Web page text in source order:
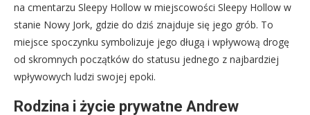
na cmentarzu Sleepy Hollow w miejscowości Sleepy Hollow w
stanie Nowy Jork, gdzie do dziś znajduje się jego grób. To
miejsce spoczynku symbolizuje jego długą i wpływową drogę
od skromnych początków do statusu jednego z najbardziej
wpływowych ludzi swojej epoki.
Rodzina i życie prywatne Andrew